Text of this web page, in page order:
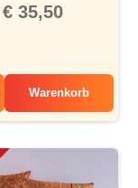
€ 35,50
Warenkorb